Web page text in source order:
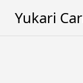
Yukari